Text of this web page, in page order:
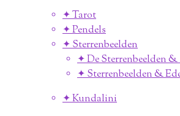
✦ Tarot
✦ Pendels
✦ Sterrenbeelden
✦ De Sterrenbeelden
✦ Sterrenbeelden &
✦ Kundalini